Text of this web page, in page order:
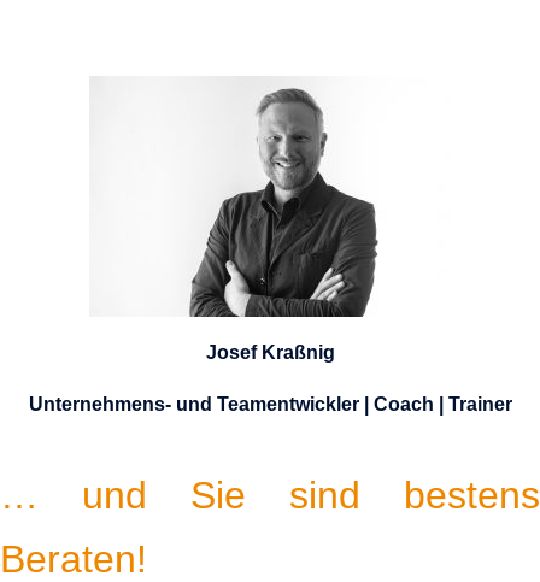
Josef Kraßnig
Unternehmens- und Teamentwickler | Coach | Trainer
… und Sie sind bestens
Beraten!